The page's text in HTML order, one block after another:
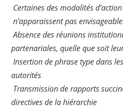
Certaines des modalités
n’apparaissent pas
Absence des réunions
partenariales, quelle que soit
Insertion de phrase type dans
autorités
Transmission de rapports
directives de la hiérarchie